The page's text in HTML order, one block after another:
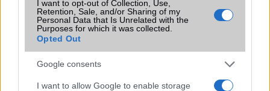
I want to opt-out of Collection, Use,
Retention, Sale, and/or Sharing of my
Personal Data that Is Unrelated with the
Purposes for which it was collected.
Opted Out
Google consents
I want to allow Google to enable storage
Pár nap és itt a Huawei P30 Lite (2020)
P30 Pro: HarmonyOS-re frissül az Android
EMUI 11-re frissül a Huawei P30 és a Mate 20 család
A Huawei javítja a P30 sorozat homályos fotóit okozó